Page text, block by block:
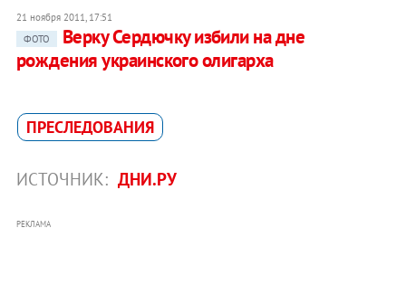
21 ноября 2011, 17:51
ФОТО
Верку Сердючку избили на дне
рождения украинского олигарха
ПРЕСЛЕДОВАНИЯ
ИСТОЧНИК: ДНИ.РУ
РЕКЛАМА